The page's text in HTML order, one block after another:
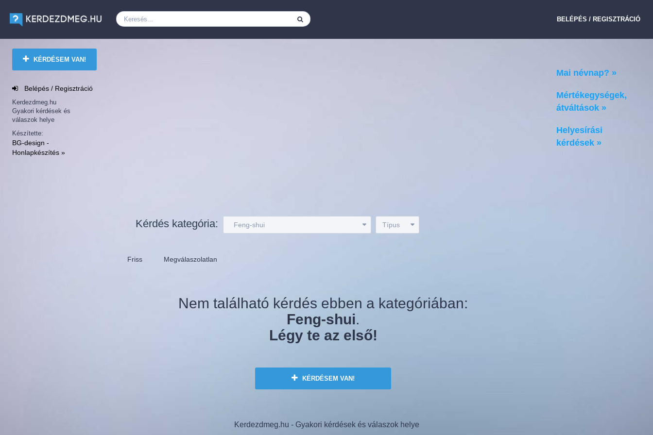
BELÉPÉS / REGISZTRÁCIÓ
KÉRDÉSEM VAN!
Belépés / Regisztráció
Kerdezdmeg.hu
Gyakori kérdések és
válaszok helye
Készítette:
BG-design -
Honlapkészítés »
Kérdés kategória: Feng-shui Típus
Friss Megválaszolatlan
Nem található kérdés ebben a kategóriában:
Feng-shui.
Légy te az első!
KÉRDÉSEM VAN!
Mai névnap? »
Mértékegységek,
átváltások »
Helyesírási
kérdések »
Kerdezdmeg.hu - Gyakori kérdések és válaszok helye